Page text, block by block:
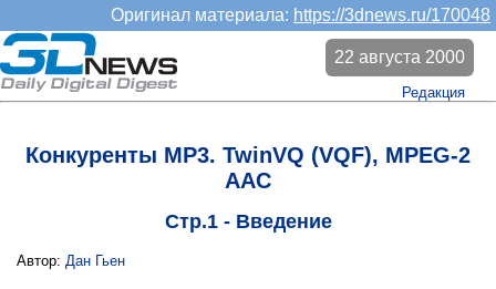
Оригинал материала: https://3dnews.ru/170048
Конкуренты MP3. TwinVQ (VQF), MPEG-2
AAC
22 августа 2000
Редакция
Стр.1 - Введение
Автор: Дан Гьен